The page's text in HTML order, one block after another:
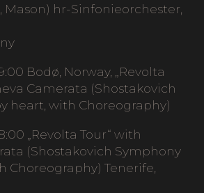
hr-Sinfonieorchester,
Bodø, Norway, „Revolta
Camerata (Shostakovich
heart, with Choreography)
„Revolta Tour“ with
(Shostakovich Symphony
Choreography) Tenerife,